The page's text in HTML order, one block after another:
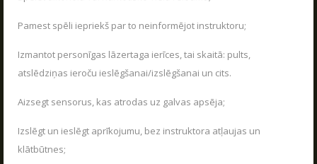
Pamest spēli iepriekš par to neinformējot instruktoru;
Izmantot personīgas lāzertaga ierīces, tai skaitā: pults,
atslēdziņas ieroču ieslēgšanai/izslēgšanai un cits.
Aizsegt sensorus, kas atrodas uz galvas apsēja;
Izslēgt un ieslēgt aprīkojumu, bez instruktora atļaujas un
klātbūtnes;